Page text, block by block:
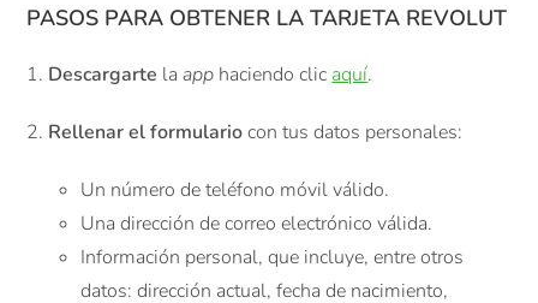
PASOS PARA OBTENER LA TARJETA REVOLUT
1. Descargarte laapp haciendo clic aquí.
2. Rellenar el formulariocon tus datos personales:
Un número de teléfono móvil válido.
Una dirección de correo electrónico válida.
Información personal, que incluye, entre otros
datos: dirección actual, fecha de nacimiento,